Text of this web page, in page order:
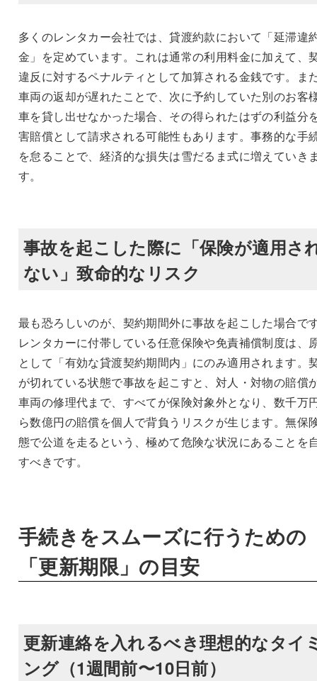
多くのレンタカー会社では、貸渡約款において「延滞違
金」を定めています。これは通常の利用料金に加えて、
違反に対するペナルティとして加算される金銭です。ま
車両の返却が遅れたことで、次に予約していた別のお客
車を貸し出せなかった場合、その得られたはずの利益分
害賠償として請求される可能性もあります。事務的な手
を怠ることで、経済的な損失は雪だるま式に増えていき
す。
事故を起こした際に「保険が適用さ
ない」致命的なリスク
最も恐ろしいのが、契約期間外に事故を起こした場合で
レンタカーに付帯している任意保険や免責補償制度は、
として「有効な貸渡契約期間内」にのみ適用されます。
が切れている状態で事故を起こすと、対人・対物の賠償
車両の修理代まで、すべてが保険対象外となり、数千万
ら数億円の賠償を個人で背負うリスクが生じます。無保
態で公道を走るという、極めて危険な状況にあることを
すべきです。
手続きをスムーズに行うための
「更新期限」の目安
更新連絡を入れるべき理想的なタイ
ング（1週間前〜10日前）